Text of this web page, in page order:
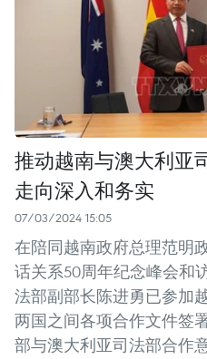
推动越南与澳大利亚
走向深入和务实
07/03/2024 15:05
在陪同越南政府总理范明
话关系50周年纪念峰会和
法部副部长陈进勇已参加
两国之间各项合作文件签
部与澳大利亚司法部合作意